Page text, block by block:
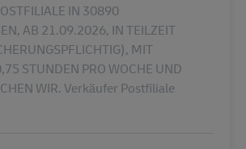
IN 30890
AB 21.09.2026, IN TEILZEIT
MIT
STUNDEN PRO WOCHE UND
WIR. Verkäufer Postfiliale